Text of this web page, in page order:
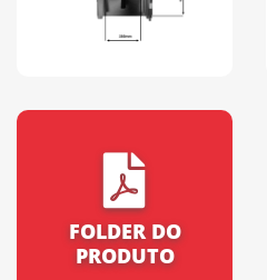
FOLDER DO
PRODUTO